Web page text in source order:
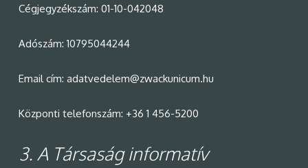
Cégjegyzékszám: 01-10-042048
Adószám: 10795044244
Email cím: adatvedelem@zwackunicum.hu
Központi telefonszám: +36 1 456-5200
3. A Társaság informatív